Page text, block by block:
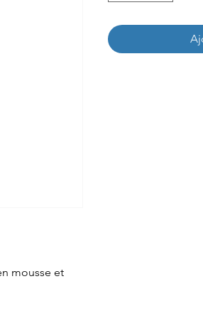
mousse et